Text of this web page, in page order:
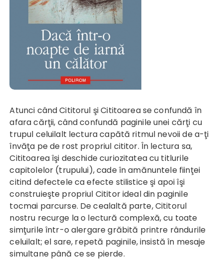
Atunci când Cititorul şi Cititoarea se confundă în
afara cărţii, când confundă paginile unei cărţi cu
trupul celuilalt lectura capătă ritmul nevoii de a-ţi
învăţa pe de rost propriul cititor. În lectura sa,
Cititoarea îşi deschide curiozitatea cu titlurile
capitolelor (trupului), cade în amănuntele fiinţei
citind defectele ca efecte stilistice şi apoi îşi
construieşte propriul Cititor ideal din paginile
tocmai parcurse. De cealaltă parte, Cititorul
nostru recurge la o lectură complexă, cu toate
simţurile într-o alergare grăbită printre rândurile
celuilalt; el sare, repetă paginile, insistă în mesaje
simultane până ce se pierde.